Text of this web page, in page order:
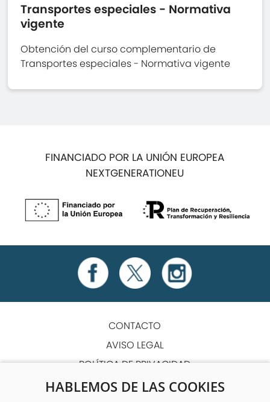
HABLEMOS DE LAS COOKIES
Transportes especiales - Normativa
vigente
Obtención del curso complementario de
Transportes especiales - Normativa vigente
FINANCIADO POR LA UNIÓN EUROPEA
NEXTGENERATIONEU
CONTACTO
AVISO LEGAL
POLÍTICA DE PRIVACIDAD
POLÍTICA DE COOKIES